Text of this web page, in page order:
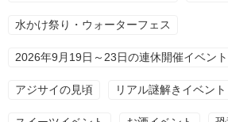
水かけ祭り・ウォーターフェス
2026年9月19日～23日の連休開催イベント
アジサイの見頃 リアル謎解きイベント